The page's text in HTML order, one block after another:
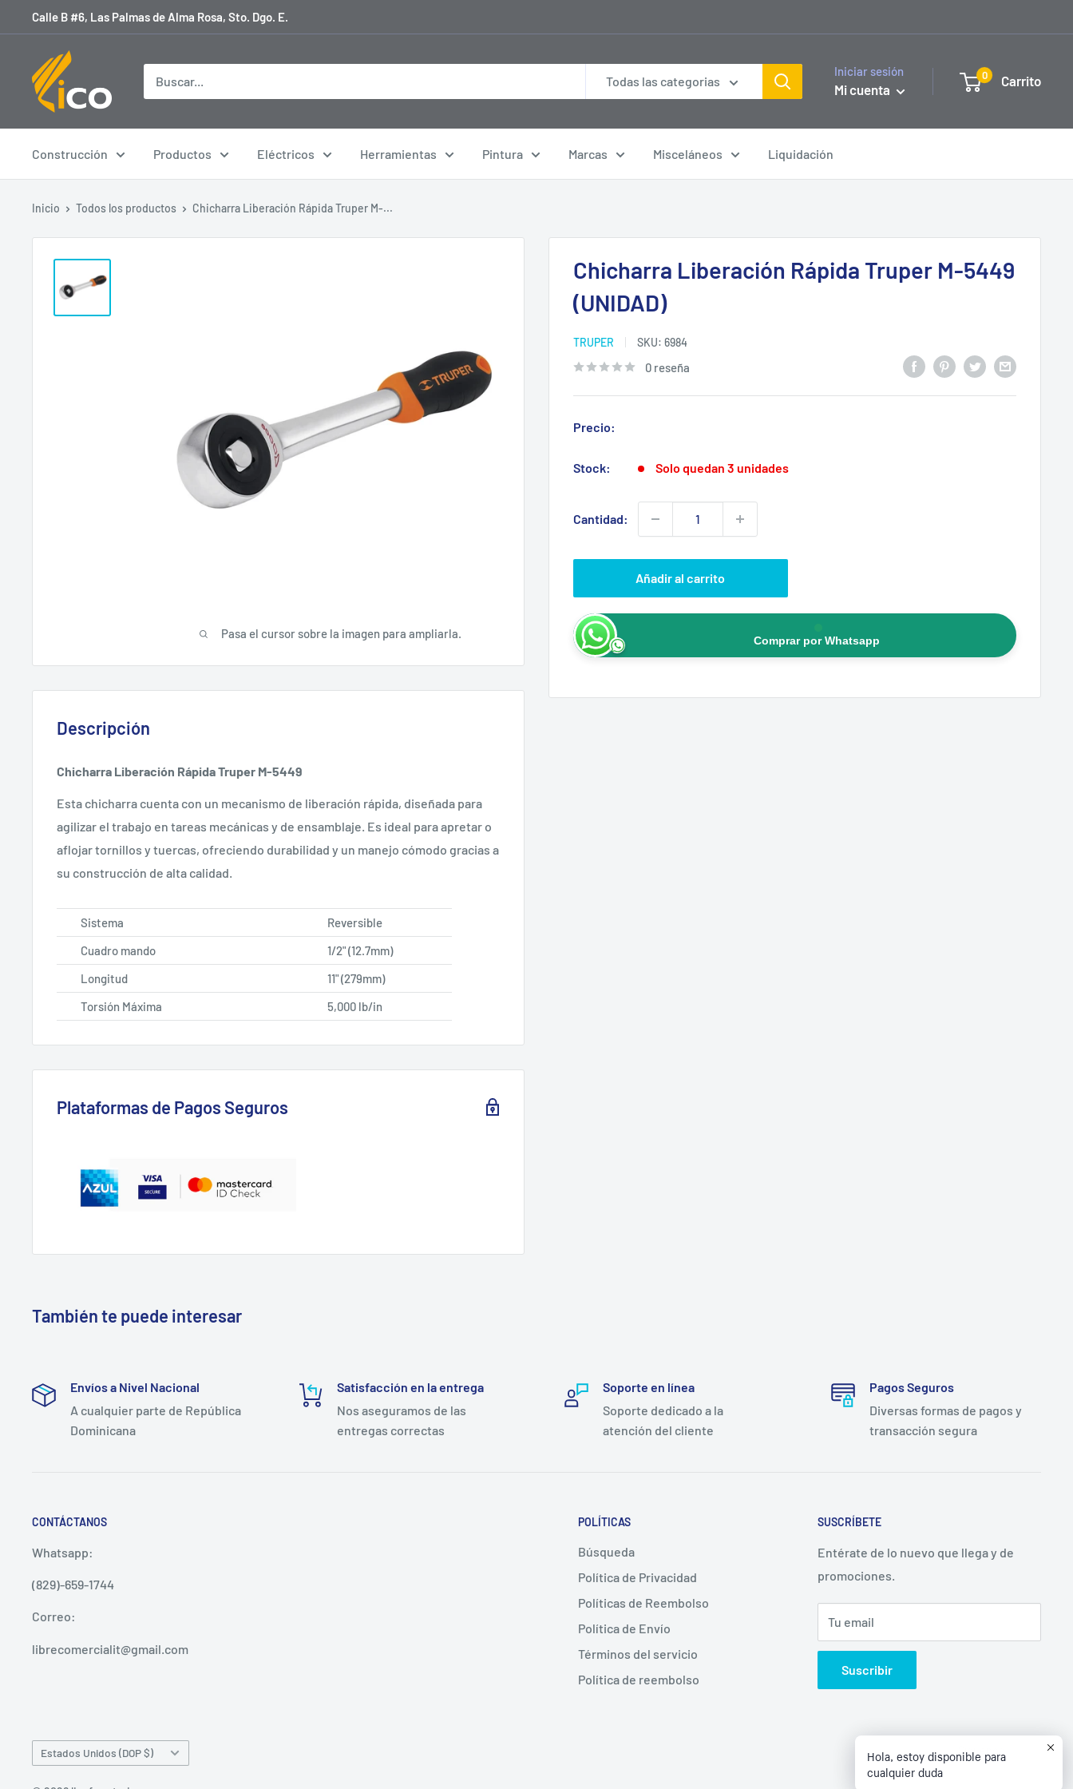
directamente
contenido
Calle B #6, Las Palmas de Alma Rosa, Sto. Dgo. E.
licoferreteria
Todas las categorias
Iniciar sesión
Mi cuenta
0 Carrito
Construcción Productos Eléctricos Herramientas Pintura Marcas Misceláneos Liquidación
Inicio Todos los productos Chicharra Liberación Rápida Truper M-...
Pasa el cursor sobre la imagen para ampliarla.
Chicharra Liberación Rápida Truper M-5449
(UNIDAD)
TRUPER SKU: 6984
0 reseña
Precio:
Stock: Solo quedan 3 unidades
Cantidad:
Añadir al carrito
Comprar por Whatsapp
Descripción
Chicharra Liberación Rápida Truper M-5449
Esta chicharra cuenta con un mecanismo de liberación rápida, diseñada para
agilizar el trabajo en tareas mecánicas y de ensamblaje. Es ideal para apretar o
aflojar tornillos y tuercas, ofreciendo durabilidad y un manejo cómodo gracias a
su construcción de alta calidad.
Sistema
Reversible
Cuadro mando
1/2" (12.7mm)
Longitud
11" (279mm)
Torsión Máxima
5,000 lb/in
Plataformas de Pagos Seguros
También te puede interesar
Envíos a Nivel Nacional
A cualquier parte de República
Dominicana
Satisfacción en la entrega
Nos aseguramos de las
entregas correctas
Soporte en línea
Soporte dedicado a la
atención del cliente
Pagos Seguros
Diversas formas de pagos y
transacción segura
CONTÁCTANOS
Whatsapp:
(829)-659-1744
Correo:
librecomercialit@gmail.com
POLÍTICAS
Búsqueda
Política de Privacidad
Políticas de Reembolso
Política de Envío
Términos del servicio
Política de reembolso
SUSCRÍBETE
Entérate de lo nuevo que llega y de
promociones.
Tu email
Suscribir
País/región
Estados Unidos (DOP $) Síguenos
Hola, estoy disponible para
cualquier duda